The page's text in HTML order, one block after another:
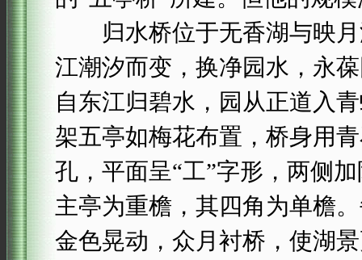
归水桥位于无香湖与映月
江潮汐而变，换净园水，永
自东江归碧水，园从正道入
架五亭如梅花布置，桥身用
孔，平面呈“工”字形，两侧
主亭为重檐，其四角为单檐
金色晃动，众月衬桥，使湖